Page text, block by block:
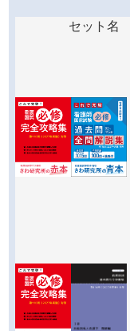
セット名